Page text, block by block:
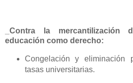
_Contra la
educación como derecho:
Congelación y eliminación
tasas universitarias.